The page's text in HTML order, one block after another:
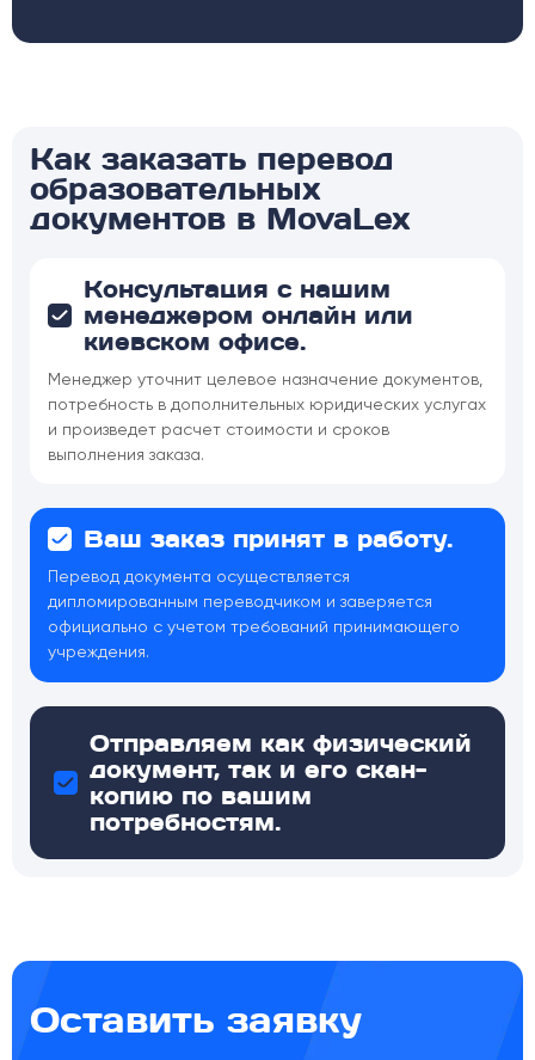
Как заказать перевод
образовательных
документов в MovaLex
Консультация с нашим
менеджером онлайн или
киевском офисе.
Менеджер уточнит целевое назначение документов,
потребность в дополнительных юридических услугах
и произведет расчет стоимости и сроков
выполнения заказа.
Ваш заказ принят в работу.
Перевод документа осуществляется
дипломированным переводчиком и заверяется
официально с учетом требований принимающего
учреждения.
Отправляем как физический
документ, так и его скан-
копию по вашим
потребностям.
Оставить заявку